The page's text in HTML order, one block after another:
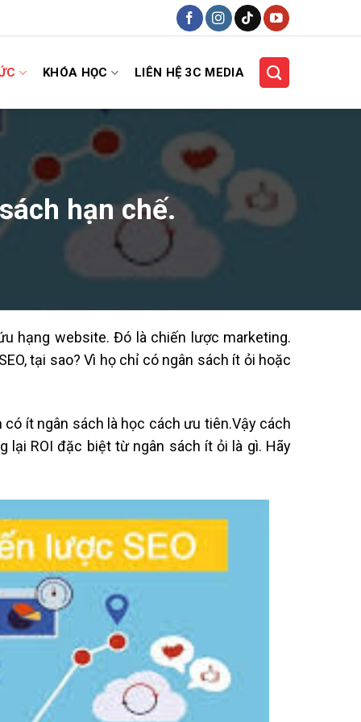
KHÓA HỌC LIÊN HỆ 3C MEDIA
hạn chế.
hạng website. Đó là chiến lược marketing.
tại sao? Vì họ chỉ có ngân sách ít ỏi hoặc
ít ngân sách là học cách ưu tiên.Vậy cách
lại ROI đặc biệt từ ngân sách ít ỏi là gì. Hãy